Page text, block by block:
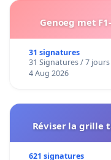
Genoeg met
31 signatures
31 Signatures / 7 jours
4 Aug 2026
Réviser la grille
621 signatures